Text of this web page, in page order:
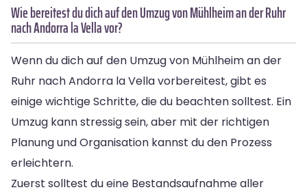
Wie bereitest du dich auf den Umzug von Mühlheim an der Ruhr
nach Andorra la Vella vor?
Wenn du dich auf den Umzug von Mühlheim an der
Ruhr nach Andorra la Vella vorbereitest, gibt es
einige wichtige Schritte, die du beachten solltest. Ein
Umzug kann stressig sein, aber mit der richtigen
Planung und Organisation kannst du den Prozess
erleichtern.
Zuerst solltest du eine Bestandsaufnahme aller